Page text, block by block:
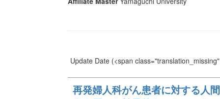
Update Date(<span
再発婦人科がん患者に対する人